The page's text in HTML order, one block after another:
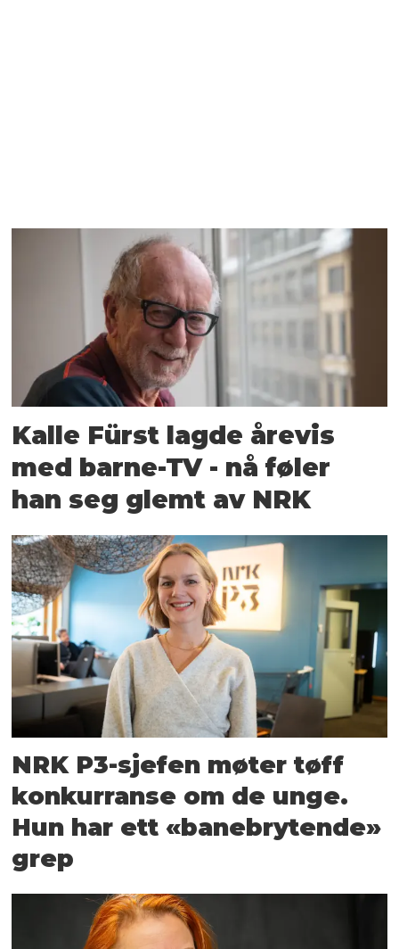
Kalle Fürst lagde årevis
med barne-TV - nå føler
han seg glemt av NRK
NRK P3-sjefen møter tøff
konkurranse om de unge.
Hun har ett «banebrytende»
grep